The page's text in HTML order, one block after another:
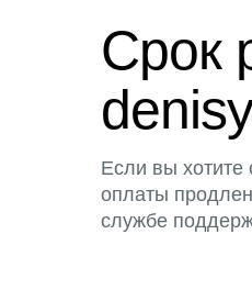
Срок
Если вы хотите
оплаты
службе